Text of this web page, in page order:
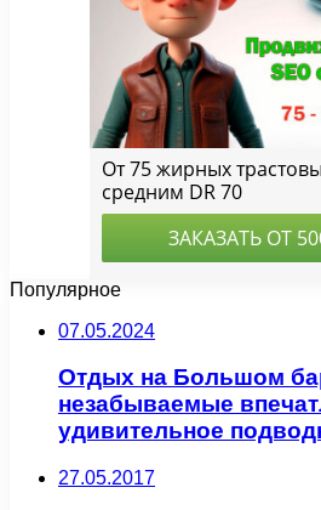
Популярное
07.05.2024
Отдых на Большом
незабываемые
удивительное
27.05.2017